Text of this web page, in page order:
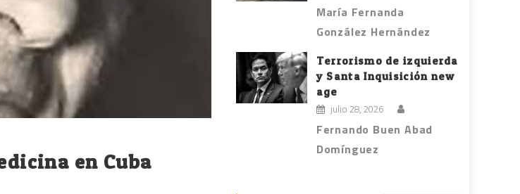
en Cuba
María Fernanda
González Hernández
Terrorismo de izquierda
y Santa Inquisición new
age
julio 28, 2026
Fernando Buen Abad
Domínguez